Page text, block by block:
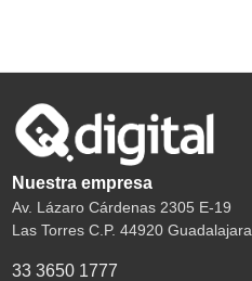
Nuestra empresa
Av. Lázaro Cárdenas 2305 E-19
Las Torres C.P. 44920 Guadalajara.
33 3650 1777